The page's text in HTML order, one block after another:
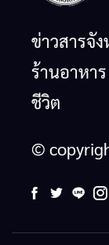
ข่าวสารจัง
ร้านอาหา
ชีวิต
©